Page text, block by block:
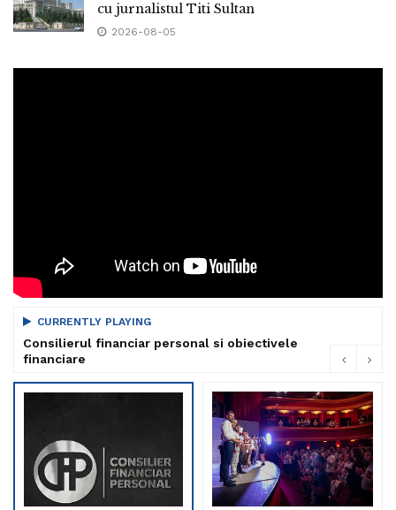
cu jurnalistul Titi Sultan
2026-08-05
CURRENTLY PLAYING
Consilierul financiar personal si obiectivele
financiare